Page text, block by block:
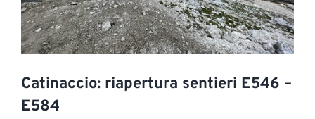
Catinaccio: riapertura sentieri E546 –
E584